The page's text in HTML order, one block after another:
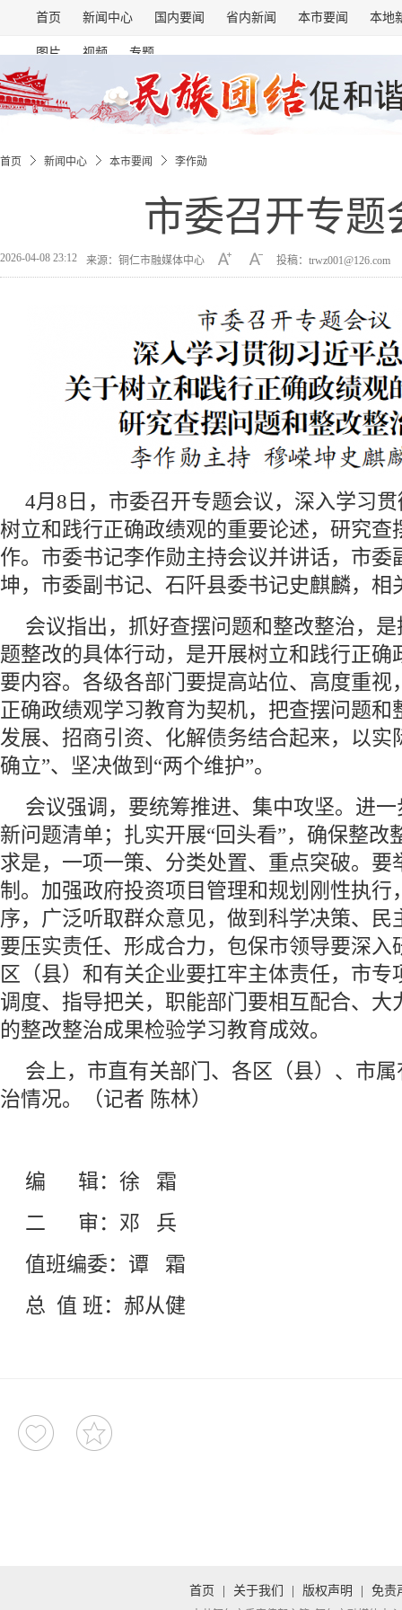
首页 新闻中心 国内要闻 省内新闻 本市要闻 本地
图片 视频 专题
首页 新闻中心 本市要闻 李作勋
市委召开专题
2026-04-08 23:12 来源：铜仁市融媒体中心 投稿：trwz001@126.com
4月8日，市委召开专题会议，深入学习
树立和践行正确政绩观的重要论述，研究查
作。市委书记李作勋主持会议并讲话，市委
坤，市委副书记、石阡县委书记史麒麟，相
会议指出，抓好查摆问题和整改整治，
题整改的具体行动，是开展树立和践行正确
要内容。各级各部门要提高站位、高度重视
正确政绩观学习教育为契机，把查摆问题和
发展、招商引资、化解债务结合起来，以实
确立”、坚决做到“两个维护”。
会议强调，要统筹推进、集中攻坚。进
新问题清单；扎实开展“回头看”，确保整改
求是，一项一策、分类处置、重点突破。要
制。加强政府投资项目管理和规划刚性执行
序，广泛听取群众意见，做到科学决策、民
要压实责任、形成合力，包保市领导要深入
区（县）和有关企业要扛牢主体责任，市专
调度、指导把关，职能部门要相互配合、大
的整改整治成果检验学习教育成效。
会上，市直有关部门、各区（县）、市
治情况。（记者 陈林）
编 辑：徐 霜
二 审：邓 兵
值班编委：谭 霜
总 值 班：郝从健
首页 关于我们 版权声明 免责